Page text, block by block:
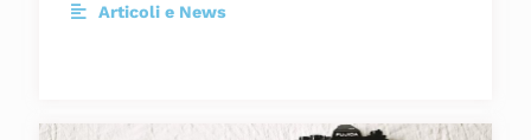
Articoli e News